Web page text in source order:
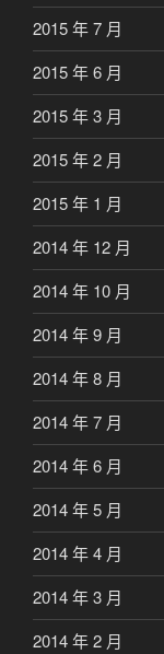
2015 年 7 月
2015 年 6 月
2015 年 3 月
2015 年 2 月
2015 年 1 月
2014 年 12 月
2014 年 10 月
2014 年 9 月
2014 年 8 月
2014 年 7 月
2014 年 6 月
2014 年 5 月
2014 年 4 月
2014 年 3 月
2014 年 2 月